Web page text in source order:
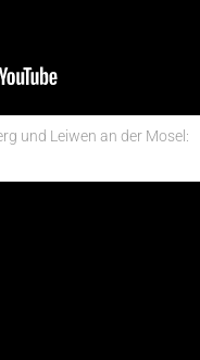
und Leiwen an der Mosel: